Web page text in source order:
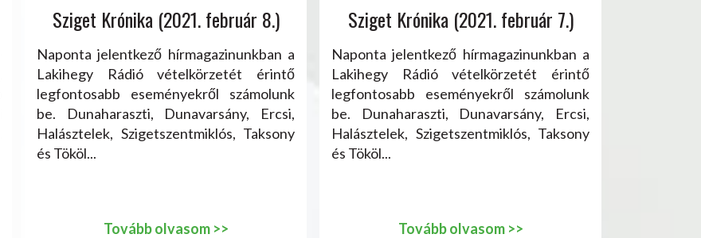
Sziget Krónika (2021. február 8.)
Naponta jelentkező hírmagazinunkban a
Lakihegy Rádió vételkörzetét érintő
legfontosabb eseményekről számolunk
be. Dunaharaszti, Dunavarsány, Ercsi,
Halásztelek, Szigetszentmiklós, Taksony
és Tököl...
Tovább olvasom >>
Sziget Krónika (2021. február 7.)
Naponta jelentkező hírmagazinunkban a
Lakihegy Rádió vételkörzetét érintő
legfontosabb eseményekről számolunk
be. Dunaharaszti, Dunavarsány, Ercsi,
Halásztelek, Szigetszentmiklós, Taksony
és Tököl...
Tovább olvasom >>